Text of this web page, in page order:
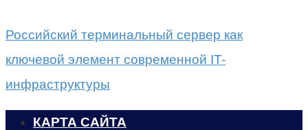
Российский терминальный сервер как
ключевой элемент современной IT-
инфраструктуры
КАРТА САЙТА